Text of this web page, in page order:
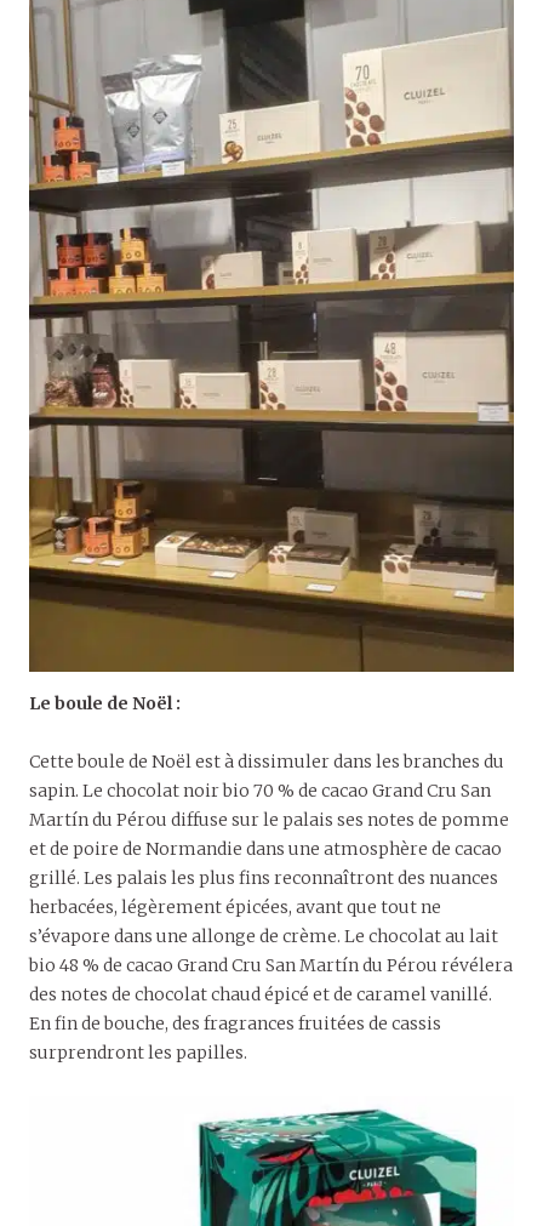
Le boule de Noël :
Cette boule de Noël est à dissimuler dans les branches du
sapin. Le chocolat noir bio 70 % de cacao Grand Cru San
Martín du Pérou diffuse sur le palais ses notes de pomme
et de poire de Normandie dans une atmosphère de cacao
grillé. Les palais les plus fins reconnaîtront des nuances
herbacées, légèrement épicées, avant que tout ne
s’évapore dans une allonge de crème. Le chocolat au lait
bio 48 % de cacao Grand Cru San Martín du Pérou révélera
des notes de chocolat chaud épicé et de caramel vanillé.
En fin de bouche, des fragrances fruitées de cassis
surprendront les papilles.